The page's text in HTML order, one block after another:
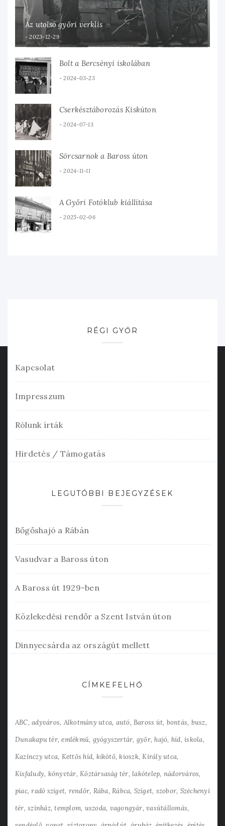
Az utolsó győri verklis
2023-12-29
Bolt a Bercsényi iskolában
2024-03-23
Cserkésztáborozás Kiskúton
2024-07-13
Sörcsarnok a Baross úton
2024-11-11
A Győri Fotóklub kiállítása
2025-02-06
RÉGI GYŐR
Kapcsolat
Impresszum
Rólunk írták
Hirdetés / Támogatás
LEGUTÓBBI BEJEGYZÉSEK
Bőgőshajó a Rábán
Vasudvar a Baross úton
A Baross út 1929-ben
Közlekedési rendőr a Szent István úton
Dinnyecsárda az országút mellett
CÍMKEFELHŐ
ABC adyváros Alkotmány utca autó Baross út bontás busz
Dunakapu tér emlékmű gyógyszertár győr hajó híd iskola
Kazinczy utca Kettős híd kikötő kioszk Király utca
Kisfaludy könyvtár Köztársaság tér lakótelep nádorváros
piac radó sziget rendőr Rába Rábca Sziget szobor Széchenyi
tér színház templom uszoda vagongyár vasútállomás